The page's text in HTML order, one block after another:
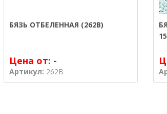
БЯЗЬ ОТБЕЛЕННАЯ (262В)
Цена от: -
Артикул: 262В